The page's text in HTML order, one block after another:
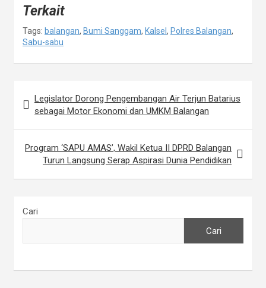
Terkait
Tags: balangan, Bumi Sanggam, Kalsel , Polres Balangan,
Sabu-sabu
pos
Legislator Dorong Pengembangan Air Terjun Batarius
sebagai Motor Ekonomi dan UMKM Balangan
Program ‘SAPU AMAS’, Wakil Ketua II DPRD Balangan
Turun Langsung Serap Aspirasi Dunia Pendidikan
Cari
Cari